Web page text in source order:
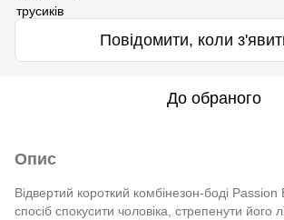
Повідомити, коли
До обраного
Опис
Відвертий короткий комбінезон-боді Passion
спосіб спокусити чоловіка, стрепенути його